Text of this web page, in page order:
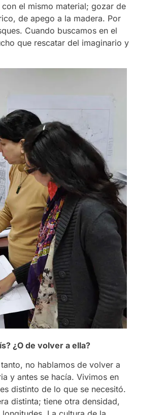
el mismo material; gozar de
de apego a la madera. Por
Cuando buscamos en el
que rescatar del imaginario y
¿O de volver a ella?
no hablamos de volver a
y antes se hacía. Vivimos en
distinto de lo que se necesitó.
distinta; tiene otra densidad,